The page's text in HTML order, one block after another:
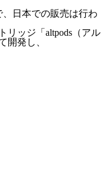
日本での販売は行わ
リッジ「altpods（アル
開発し、